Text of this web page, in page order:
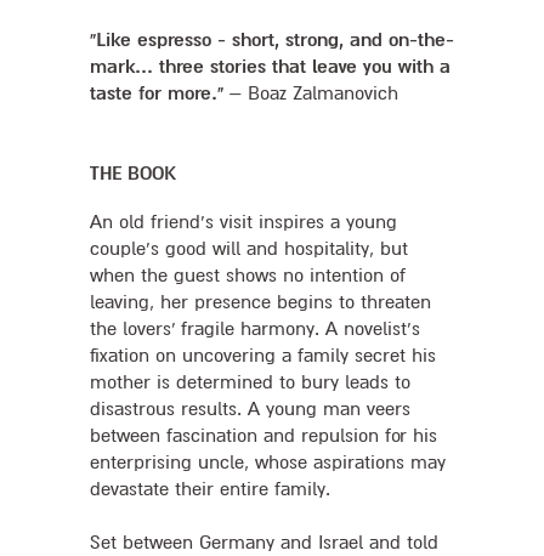
“Like espresso - short, strong, and on-the-
mark... three stories that leave you with a
taste for more.” – Boaz Zalmanovich
THE BOOK
An old friend’s visit inspires a young
couple’s good will and hospitality, but
when the guest shows no intention of
leaving, her presence begins to threaten
the lovers’ fragile harmony. A novelist’s
fixation on uncovering a family secret his
mother is determined to bury leads to
disastrous results. A young man veers
between fascination and repulsion for his
enterprising uncle, whose aspirations may
devastate their entire family.
Set between Germany and Israel and told